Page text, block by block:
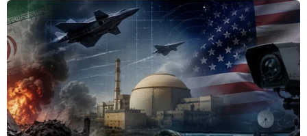
sản giải quyết vướng mắc trên thực
tiễn
04/08/2026 13:10
Đề xuất 5 nhóm chính sách sửa đổi
Luật Trưng mua, trưng dụng tài sản
04/08/2026 11:56